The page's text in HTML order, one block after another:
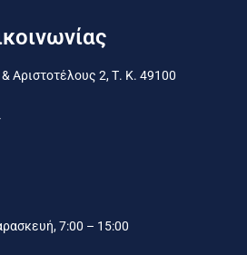
Αριστοτέλους 2, Τ. Κ. 49100
7:00 – 15:00